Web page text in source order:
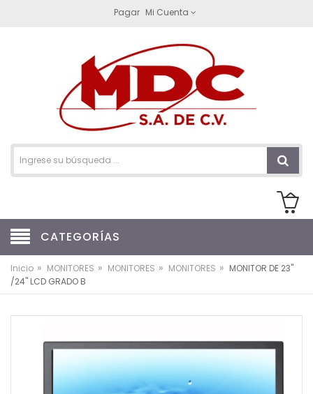
Pagar Mi Cuenta
CATEGORÍAS
Inicio » MONITORES » MONITORES » MONITORES » MONITOR DE 23"
/24" LCD GRADO B